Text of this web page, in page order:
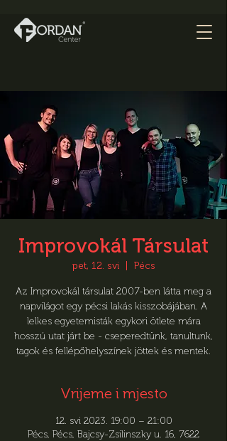
Improvokál Társulat
pet, 12. svi
  |
Pécs
Az Improvokál társulat 2007-ben látta meg a
napvilágot egy pécsi lakás kisszobájában. A
lelkes egyetemisták egykori ötlete mára
hosszú utat járt be - cseperedtünk, tanultunk,
tagok és fellépőhelyszínek jöttek és mentek.
Vrijeme i mjesto
12. svi 2023. 19:00 – 21:00
Pécs, Pécs, Bajcsy-Zsilinszky u. 16, 7622